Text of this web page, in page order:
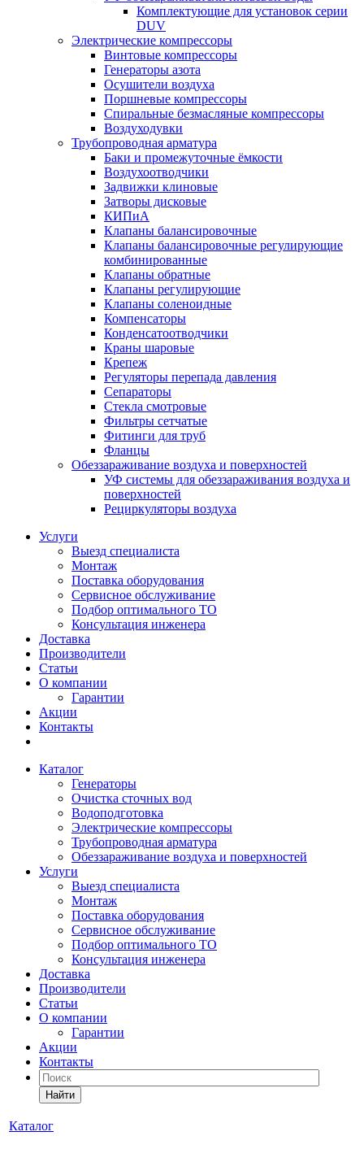
Комплектующие для установок серии
DUV
Электрические компрессоры
Винтовые компрессоры
Генераторы азота
Осушители воздуха
Поршневые компрессоры
Спиральные безмасляные компрессоры
Воздуходувки
Трубопроводная арматура
Баки и промежуточные ёмкости
Воздухоотводчики
Задвижки клиновые
Затворы дисковые
КИПиА
Клапаны балансировочные
Клапаны балансировочные регулирующие
комбинированные
Клапаны обратные
Клапаны регулирующие
Клапаны соленоидные
Компенсаторы
Конденсатоотводчики
Краны шаровые
Крепеж
Регуляторы перепада давления
Сепараторы
Стекла смотровые
Фильтры сетчатые
Фитинги для труб
Фланцы
Обеззараживание воздуха и поверхностей
УФ системы для обеззараживания воздуха и
поверхностей
Рециркуляторы воздуха
Услуги
Выезд специалиста
Монтаж
Поставка оборудования
Сервисное обслуживание
Подбор оптимального ТО
Консультация инженера
Доставка
Производители
Статьи
О компании
Гарантии
Акции
Контакты
Каталог
Генераторы
Очистка сточных вод
Водоподготовка
Электрические компрессоры
Трубопроводная арматура
Обеззараживание воздуха и поверхностей
Услуги
Выезд специалиста
Монтаж
Поставка оборудования
Сервисное обслуживание
Подбор оптимального ТО
Консультация инженера
Доставка
Производители
Статьи
О компании
Гарантии
Акции
Контакты
Найти
Каталог